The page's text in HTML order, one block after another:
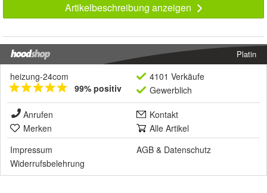
Artikelbeschreibung anzeigen
Platin
heizung-24com
99% positiv
4101 Verkäufe
Gewerblich
Anrufen
Kontakt
Merken
Alle Artikel
Impressum
AGB & Datenschutz
Widerrufsbelehrung